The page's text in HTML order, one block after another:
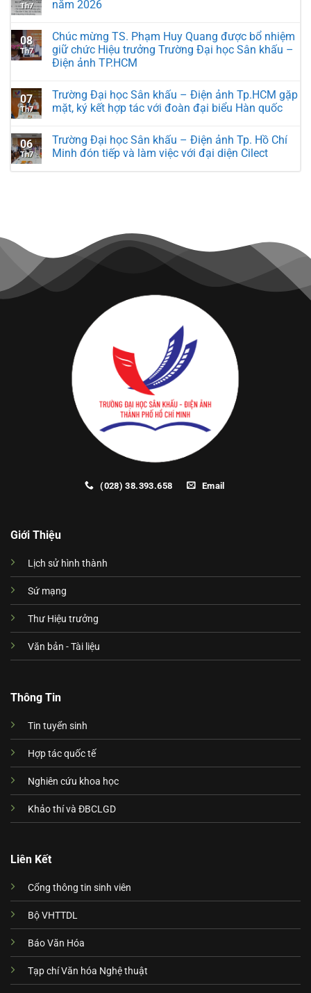
Th7
năm 2026
08
Th7
Chúc mừng TS. Phạm Huy Quang được bổ nhiệm
giữ chức Hiệu trưởng Trường Đại học Sân khấu –
Điện ảnh TP.HCM
07
Th7
Trường Đại học Sân khấu – Điện ảnh Tp.HCM gặp
mặt, ký kết hợp tác với đoàn đại biểu Hàn quốc
06
Th7
Trường Đại học Sân khấu – Điện ảnh Tp. Hồ Chí
Minh đón tiếp và làm việc với đại diện Cilect
(028) 38.393.658 Email
Giới Thiệu
Lịch sử hình thành
Sứ mạng
Thư Hiệu trưởng
Văn bản - Tài liệu
Thông Tin
Tin tuyển sinh
Hợp tác quốc tế
Nghiên cứu khoa học
Khảo thí và ĐBCLGD
Liên Kết
Cổng thông tin sinh viên
Bộ VHTTDL
Báo Văn Hóa
Tạp chí Văn hóa Nghệ thuật